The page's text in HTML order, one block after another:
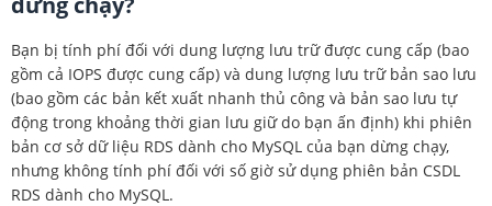
Bạn bị tính phí đối với dung lượng lưu trữ được cung cấp (bao
gồm cả IOPS được cung cấp) và dung lượng lưu trữ bản sao lưu
(bao gồm các bản kết xuất nhanh thủ công và bản sao lưu tự
động trong khoảng thời gian lưu giữ do bạn ấn định) khi phiên
bản cơ sở dữ liệu RDS dành cho MySQL của bạn dừng chạy,
nhưng không tính phí đối với số giờ sử dụng phiên bản CSDL
RDS dành cho MySQL.